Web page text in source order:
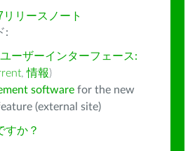
リースノート
:
ーザーインターフェース:
,情報)
software for the new
(external site)
すか？